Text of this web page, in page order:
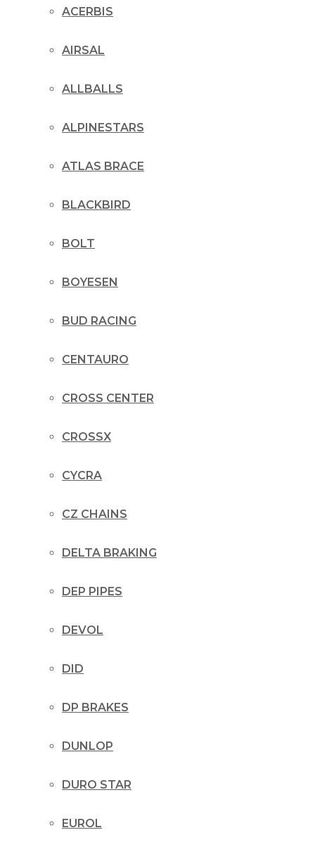
ACERBIS
AIRSAL
ALLBALLS
ALPINESTARS
ATLAS BRACE
BLACKBIRD
BOLT
BOYESEN
BUD RACING
CENTAURO
CROSS CENTER
CROSSX
CYCRA
CZ CHAINS
DELTA BRAKING
DEP PIPES
DEVOL
DID
DP BRAKES
DUNLOP
DURO STAR
EUROL